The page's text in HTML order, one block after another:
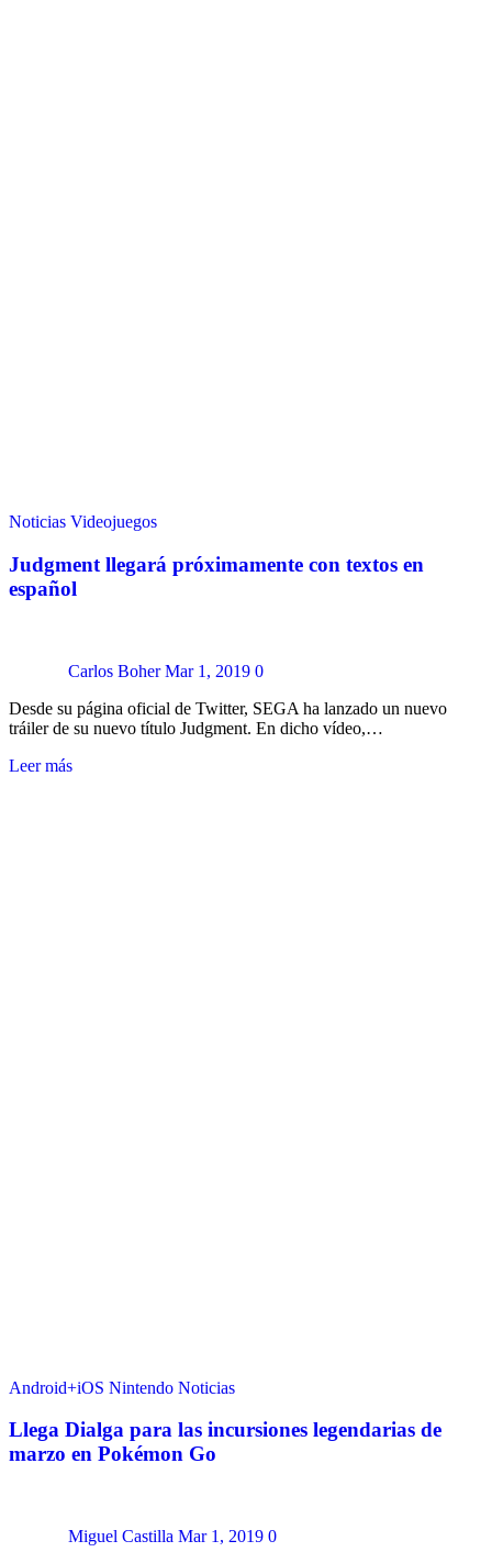
Noticias Videojuegos
Judgment llegará próximamente con textos en
español
Carlos Boher Mar 1, 2019 0
Desde su página oficial de Twitter, SEGA ha lanzado un nuevo
tráiler de su nuevo título Judgment. En dicho vídeo,…
Leer más
Android+iOS Nintendo Noticias
Llega Dialga para las incursiones legendarias de
marzo en Pokémon Go
Miguel Castilla Mar 1, 2019 0